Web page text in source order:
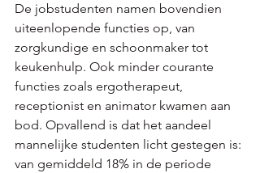
De jobstudenten namen bovendien
uiteenlopende functies op, van
zorgkundige en schoonmaker tot
keukenhulp. Ook minder courante
functies zoals ergotherapeut,
receptionist en animator kwamen aan
bod. Opvallend is dat het aandeel
mannelijke studenten licht gestegen is:
van gemiddeld 18% in de periode